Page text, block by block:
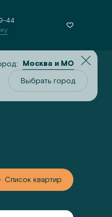
44
Список квартир
Москва и МО
Выбрать город